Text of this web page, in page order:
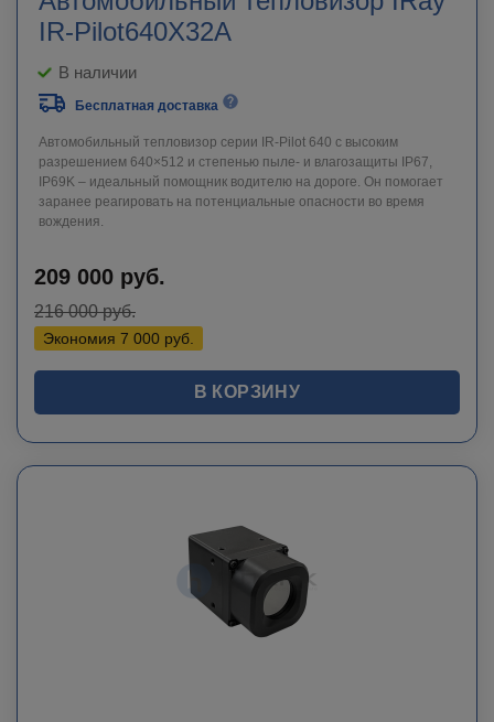
IR-Pilot640X32A
В наличии
Бесплатная доставка
Автомобильный тепловизор серии IR-Pilot 640 с высоким
разрешением 640×512 и степенью пыле- и влагозащиты IP67,
IP69K – идеальный помощник водителю на дороге. Он помогает
заранее реагировать на потенциальные опасности во время
вождения.
209 000 руб.
216 000руб.
Экономия 7 000 руб.
В КОРЗИНУ